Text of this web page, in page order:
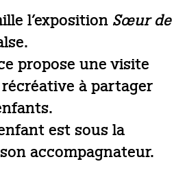
l’exposition Sœur de
propose une visite
à partager
est sous la
accompagnateur.